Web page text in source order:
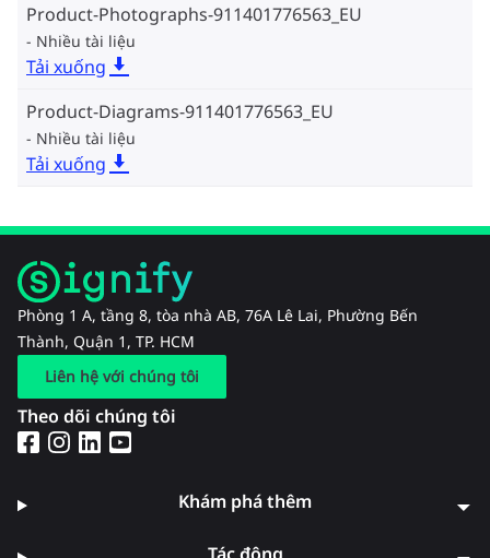
Product-Photographs-911401776563_EU
Nhiều tài liệu
Tải xuống
Product-Diagrams-911401776563_EU
Nhiều tài liệu
Tải xuống
Phòng 1 A, tầng 8, tòa nhà AB, 76A Lê Lai, Phường Bến
Thành, Quận 1, TP. HCM
Liên hệ với chúng tôi
Theo dõi chúng tôi
Khám phá thêm